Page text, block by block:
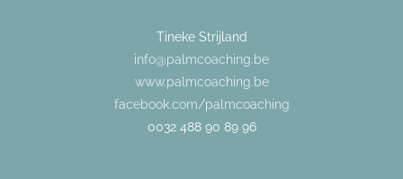
Tineke Strijland
info@palmcoaching.be
www.palmcoaching.be
facebook.com/palmcoaching
0032 488 90 89 96